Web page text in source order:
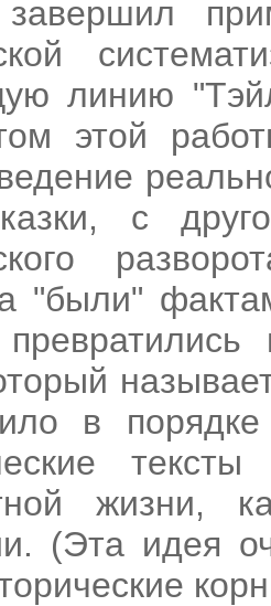
завершил
линию
этой
с
"были"
в
жизни,
(Эта идея